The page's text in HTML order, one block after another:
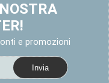
e promozioni